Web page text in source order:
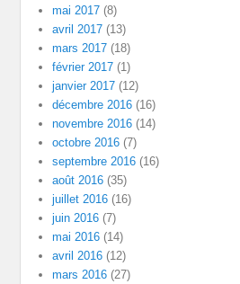
mai 2017 (8)
avril 2017 (13)
mars 2017 (18)
février 2017 (1)
janvier 2017 (12)
décembre 2016 (16)
novembre 2016 (14)
octobre 2016 (7)
septembre 2016 (16)
août 2016 (35)
juillet 2016 (16)
juin 2016 (7)
mai 2016 (14)
avril 2016 (12)
mars 2016 (27)